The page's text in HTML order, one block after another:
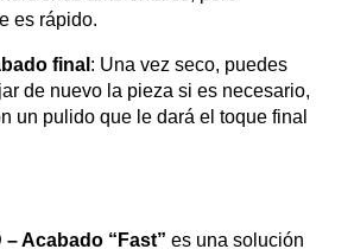
es rápido.
final : Una vez seco, puedes
de nuevo la pieza si es necesario,
un pulido que le dará el toque final
– Acabado “Fast” es una solución